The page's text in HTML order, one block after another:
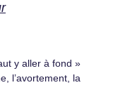
y aller à fond »
l’avortement, la